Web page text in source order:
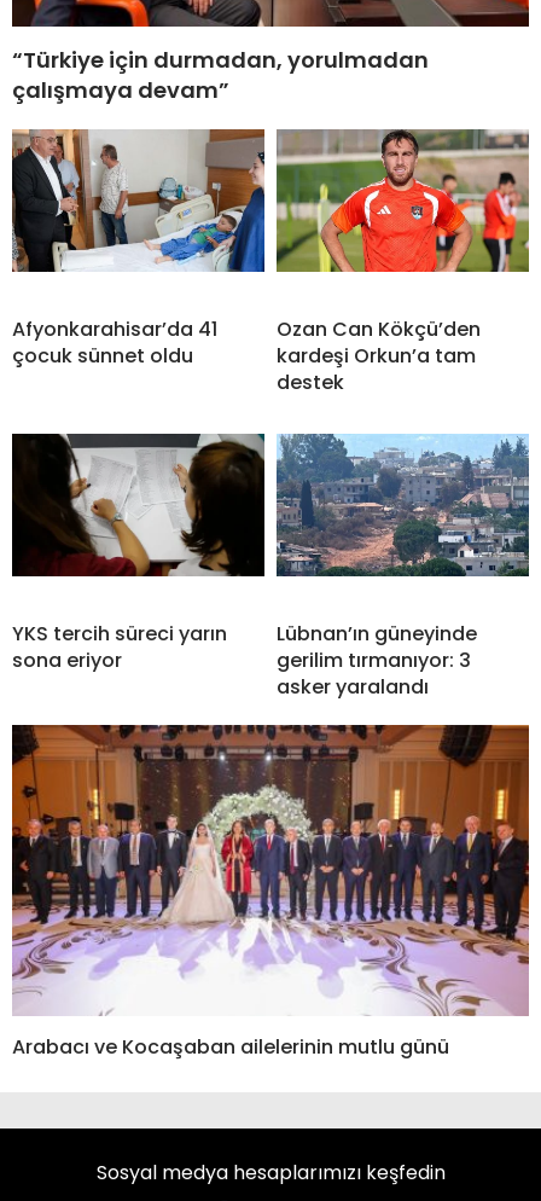
“Türkiye için durmadan, yorulmadan
çalışmaya devam”
Afyonkarahisar’da 41
çocuk sünnet oldu
Ozan Can Kökçü’den
kardeşi Orkun’a tam
destek
YKS tercih süreci yarın
sona eriyor
Lübnan’ın güneyinde
gerilim tırmanıyor: 3
asker yaralandı
Arabacı ve Kocaşaban ailelerinin mutlu günü
Sosyal medya hesaplarımızı keşfedin